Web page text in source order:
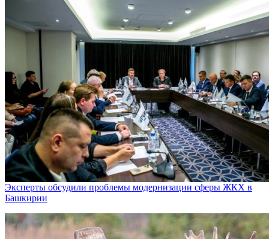
Эксперты обсудили проблемы модернизации сферы ЖКХ в
Башкирии